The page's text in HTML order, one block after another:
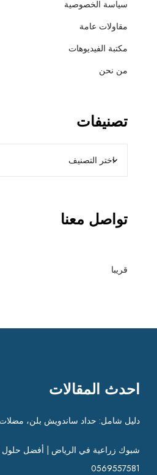
سياسة الخصوصية
مقاولات عامة
مكتبة الفيديوهات
من نحن
تصنيفات
تواصل معنا
قريبا
احدث المقالات
دليل شامل: حداد ساندويش بلن، مضلات وسواتر
شبوك زراعية في الرياض | أفضل حلول
0569557581